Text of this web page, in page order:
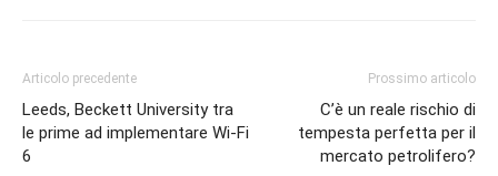
Articolo precedente
Leeds, Beckett University tra
le prime ad implementare Wi-Fi
6
Prossimo articolo
C’è un reale rischio di
tempesta perfetta per il
mercato petrolifero?